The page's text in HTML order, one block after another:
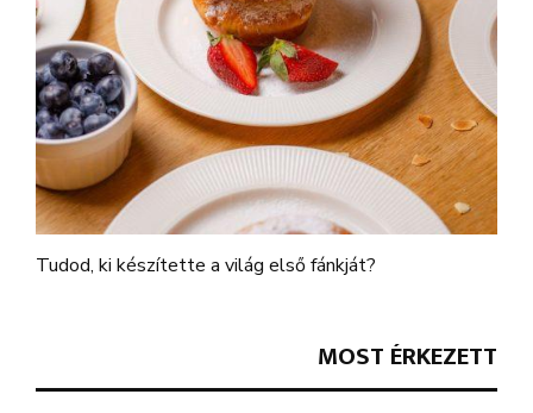
Tudod, ki készítette a világ első fánkját?
MOST ÉRKEZETT